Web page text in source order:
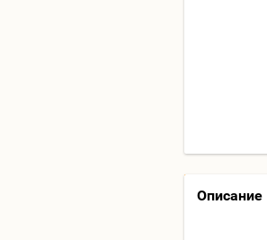
Описание